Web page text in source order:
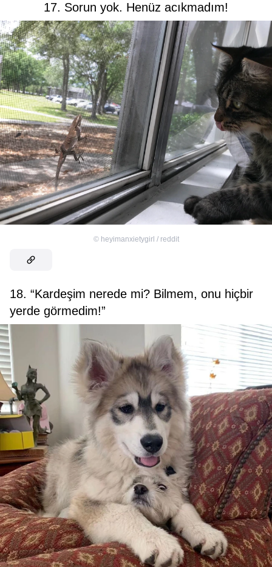
17. Sorun yok. Henüz acıkmadım!
© heyimanxietygirl / reddit
18. “Kardeşim nerede mi? Bilmem, onu hiçbir
yerde görmedim!”